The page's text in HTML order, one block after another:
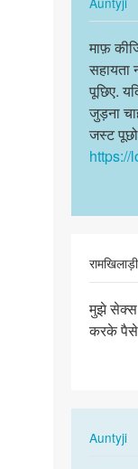
to
हम
भी
के
माफ़
कीजियेगा
हम
आपकी
इस
विषय…
माफ़
सहायता
पूछिए.
जुड़ना
जस्ट
https://
मुझे
सेक्स
मुझे सेक्स
करके
AuntyjiIn